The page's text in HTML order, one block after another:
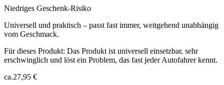
Niedriges Geschenk-Risiko
Universell und praktisch – passt fast immer, weitgehend unabhängig
vom Geschmack.
Für dieses Produkt: Das Produkt ist universell einsetzbar, sehr
erschwinglich und löst ein Problem, das fast jeder Autofahrer kennt.
ca.27,95 €